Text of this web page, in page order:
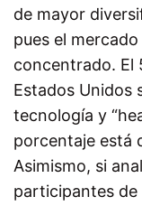
de mayor
pues el
concentrado. El
Estados Unidos
tecnología y
porcentaje está
Asimismo, si
participantes de